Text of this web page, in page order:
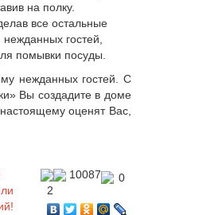
на полку.
все остальные
гостей,
помывки посуды.
нежданных гостей. С
Вы создадите в доме
оценят Вас,
0
10087
2